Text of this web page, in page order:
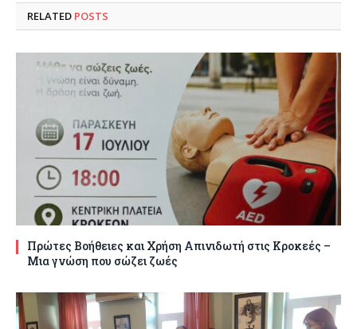
RELATED POSTS
Πρώτες Βοήθειες και Χρήση Απινιδωτή στις Κροκεές –
Μια γνώση που σώζει ζωές